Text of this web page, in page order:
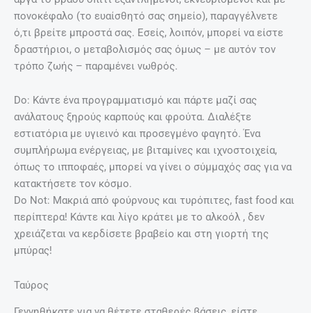
πονοκέφαλο (το ευαίσθητό σας σημείο), παραγγέλνετε
ό,τι βρείτε μπροστά σας. Εσείς, λοιπόν, μπορεί να είστε
δραστήριοι, ο μεταβολισμός σας όμως – με αυτόν τον
τρόπο ζωής – παραμένει νωθρός.
Do: Κάντε ένα προγραμματισμό και πάρτε μαζί σας
ανάλατους ξηρούς καρπούς και φρούτα. Διαλέξτε
εστιατόρια με υγιεινό και προσεγμένο φαγητό. Ένα
συμπλήρωμα ενέργειας, με βιταμίνες και ιχνοστοιχεία,
όπως το ιπποφαές, μπορεί να γίνει ο σύμμαχός σας για να
κατακτήσετε τον κόσμο.
Do Not: Μακριά από φούρνους και τυρόπιτες, fast food και
περίπτερα! Κάντε και λίγο κράτει με το αλκοόλ , δεν
χρειάζεται να κερδίσετε βραβείο και στη γιορτή της
μπύρας!
Ταύρος